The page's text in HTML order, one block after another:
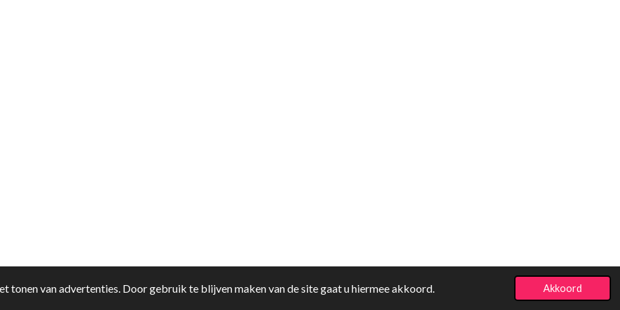
van advertenties. Door gebruik te blijven maken van de site gaat u hiermee akkoord. Akkoord